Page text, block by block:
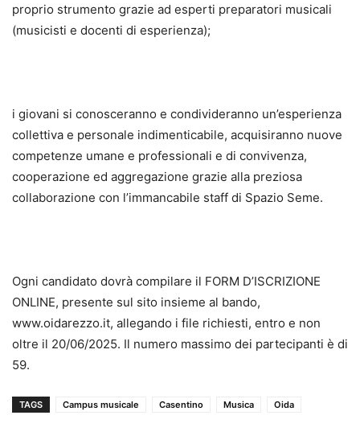
proprio strumento grazie ad esperti preparatori musicali
(musicisti e docenti di esperienza);
i giovani si conosceranno e condivideranno un’esperienza
collettiva e personale indimenticabile, acquisiranno nuove
competenze umane e professionali e di convivenza,
cooperazione ed aggregazione grazie alla preziosa
collaborazione con l’immancabile staff di Spazio Seme.
Ogni candidato dovrà compilare il FORM D’ISCRIZIONE
ONLINE, presente sul sito insieme al bando,
www.oidarezzo.it, allegando i file richiesti, entro e non
oltre il 20/06/2025. Il numero massimo dei partecipanti è di
59.
TAGS Campus musicale Casentino Musica Oida